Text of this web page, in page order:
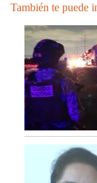
También te puede